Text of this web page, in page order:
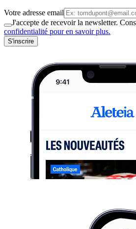
Votre adresse email
J'accepte de recevoir la newsletter.
confidentialité pour en savoir plus.
S'inscrire